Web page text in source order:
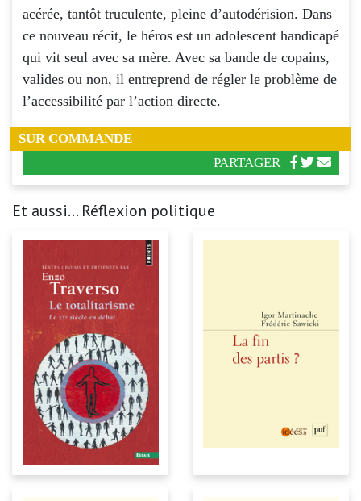
acérée, tantôt truculente, pleine d’autodérision. Dans
ce nouveau récit, le héros est un adolescent handicapé
qui vit seul avec sa mère. Avec sa bande de copains,
valides ou non, il entreprend de régler le problème de
l’accessibilité par l’action directe.
SUR COMMANDE
PARTAGER
Et aussi... Réflexion politique